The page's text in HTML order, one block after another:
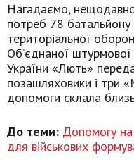
Нагадаємо,
потреб 78
територіальної
Об’єднаної штурмової
України «Лють»
позашляховики і три
допомоги склала
До теми: Допомогу
для військових